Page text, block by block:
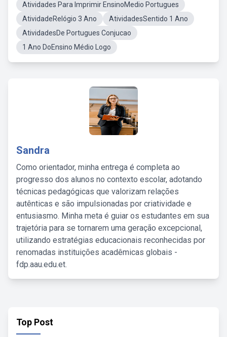
Atividades Para Imprimir EnsinoMedio Portugues
AtividadeRelógio 3 Ano
AtividadesSentido 1 Ano
AtividadesDe Portugues Conjucao
1 Ano DoEnsino Médio Logo
Sandra
Como orientador, minha entrega é completa ao
progresso dos alunos no contexto escolar, adotando
técnicas pedagógicas que valorizam relações
autênticas e são impulsionadas por criatividade e
entusiasmo. Minha meta é guiar os estudantes em sua
trajetória para se tornarem uma geração excepcional,
utilizando estratégias educacionais reconhecidas por
renomadas instituições acadêmicas globais -
fdp.aau.edu.et.
Top Post